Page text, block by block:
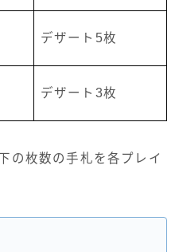
デザート5枚
デザート3枚
の枚数の手札を各プレイ